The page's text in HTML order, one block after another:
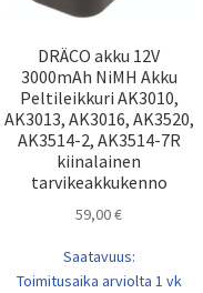
DRÄCO akku 12V
3000mAh NiMH Akku
Peltileikkuri AK3010,
AK3013, AK3016, AK3520,
AK3514-2, AK3514-7R
kiinalainen
tarvikeakkukenno
59,00€
Saatavuus:
Toimitusaika arviolta 1 vk